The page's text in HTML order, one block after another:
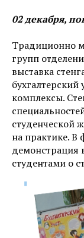
02 декабря,
Традиционно
групп
выставка
комплексы.
студенческой
на практике. В
демонстрация
студентами о